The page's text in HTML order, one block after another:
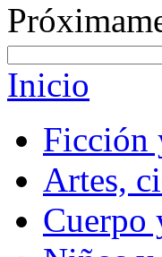
Inicio
Ficción
Artes,
Cuerpo